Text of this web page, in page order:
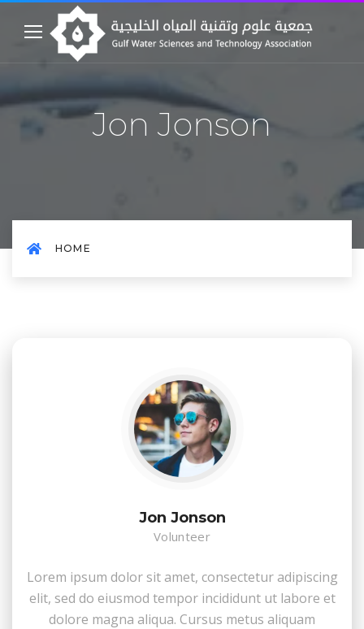
Jon Jonson
HOME
Jon Jonson
Volunteer
Lorem ipsum dolor sit amet, consectetur adipiscing
elit, sed do eiusmod tempor incididunt ut labore et
dolore magna aliqua. Cursus metus aliquam